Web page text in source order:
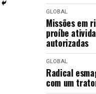
GLOBAL
Missões em
proíbe
autorizadas
GLOBAL
Radical
com um